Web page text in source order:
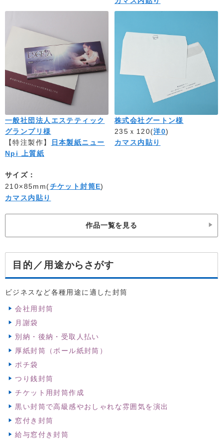
一般社団法人エステティック
グランプリ様
【特注製作】
日本製紙ニュー
Npi 上質紙
サイズ：
210×85mm(チケット封筒E)
カマス内貼り
株式会社グートン様
235ｘ120(洋0)
カマス内貼り
作品一覧を見る
目的／用途からさがす
ビジネスなど各種用途に適した封筒
会社用封筒
月謝袋
別納・後納・受取人払い
厚紙封筒（ボール紙封筒）
ポチ袋
つり銭封筒
チケット用封筒作成
黒い封筒で高級感やおしゃれな雰囲気を演出
窓付き封筒
給与窓付き封筒